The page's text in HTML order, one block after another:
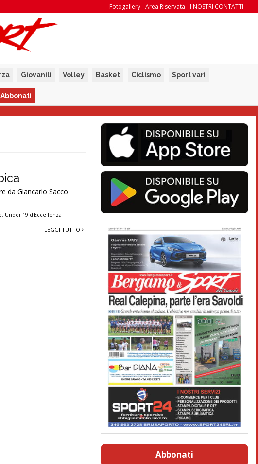
I NOSTRI CONTATTI
Area Riservata
Fotogallery
Giovanili Volley Basket Ciclismo Sport vari
Abbonati
da Giancarlo Sacco
, Under 19 d'Eccellenza
LEGGI TUTTO
Abbonati